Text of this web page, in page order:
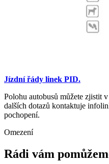
Jízdní řády linek PID.
Polohu autobusů můžete zjistit v
dalších dotazů kontaktuje
pochopení.
Omezení
Rádi vám